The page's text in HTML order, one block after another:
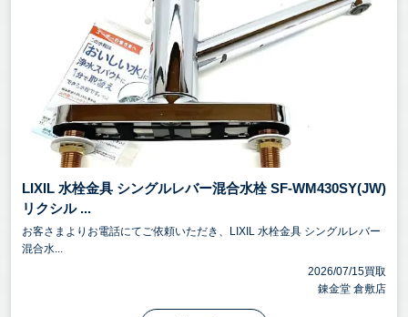
LIXIL 水栓金具 シングルレバー混合水栓 SF-WM430SY(JW)
リクシル ...
お客さまよりお電話にてご依頼いただき、LIXIL 水栓金具 シングルレバー
混合水...
2026/07/15買取
錬金堂 倉敷店